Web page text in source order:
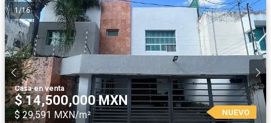
1/16
Casa·en venta
$ 14,500,000 MXN
$ 29,591 MXN/m² NUEVO